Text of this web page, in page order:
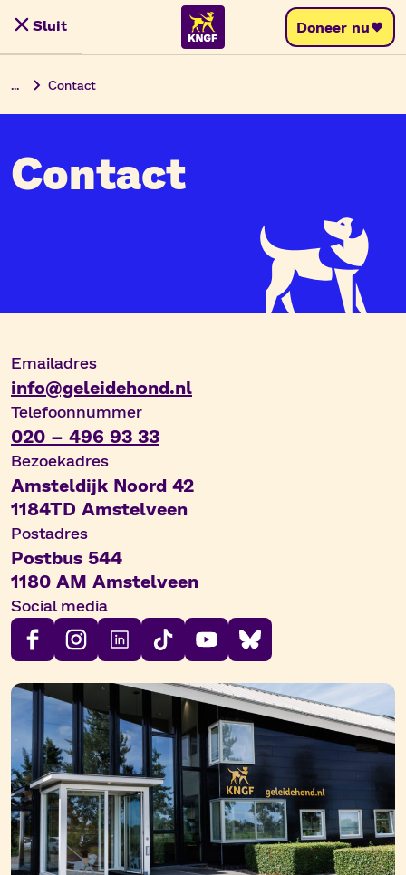
Menu Doneer nu
Sluit
... Contact
Contact
Contactinformatie
Emailadres
info@geleidehond.nl
Telefoonnummer
020 – 496 93 33
Bezoekadres
Amsteldijk Noord 42
1184TD Amstelveen
Postadres
Postbus 544
1180 AM Amstelveen
Social media